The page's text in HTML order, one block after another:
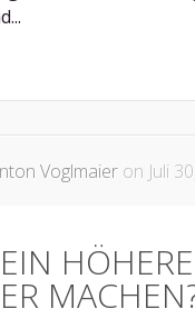
Voglmaier on Juli